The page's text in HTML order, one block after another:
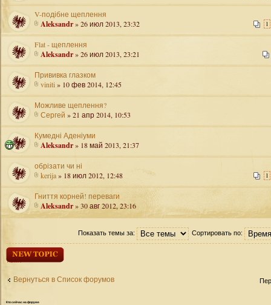
V-подібне щеплення
1
Aleksandr» 26 июл 2013, 23:32
Flat - щеплення
Aleksandr» 26 июл 2013, 23:21
Прививка глазком
viniti » 10 фев 2014, 12:45
Можливе щеплення?
Сергей » 21 апр 2014, 10:53
Кумедні Аденіуми
Aleksandr» 18 май 2013, 21:37
обрізати чи ні
1
kerija» 18 июл 2012, 12:48
Гниття корней! переваги
Aleksandr» 30 авг 2012, 23:16
Показать темы за: Сортировать по:
Начать новую
тему
Вернуться в Список форумов
Ктосейчас на форуме